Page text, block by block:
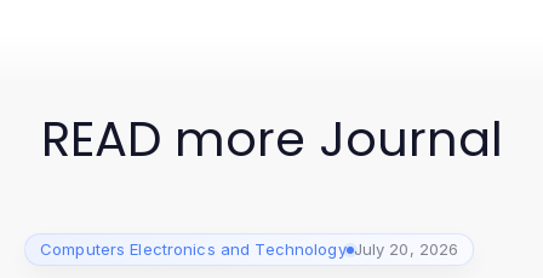
READ more Journal
Computers Electronics and Technology July 20, 2026